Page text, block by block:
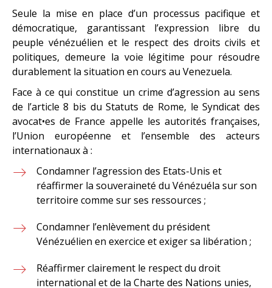
Seule la mise en place d’un processus pacifique et
démocratique, garantissant l’expression libre du
peuple vénézuélien et le respect des droits civils et
politiques, demeure la voie légitime pour résoudre
durablement la situation en cours au Venezuela.
Face à ce qui constitue un crime d’agression au sens
de l’article 8 bis du Statuts de Rome, le Syndicat des
avocat•es de France appelle les autorités françaises,
l’Union européenne et l’ensemble des acteurs
internationaux à :
Condamner l’agression des Etats-Unis et
réaffirmer la souveraineté du Vénézuéla sur son
territoire comme sur ses ressources ;
Condamner l’enlèvement du président
Vénézuélien en exercice et exiger sa libération ;
Réaffirmer clairement le respect du droit
international et de la Charte des Nations unies,